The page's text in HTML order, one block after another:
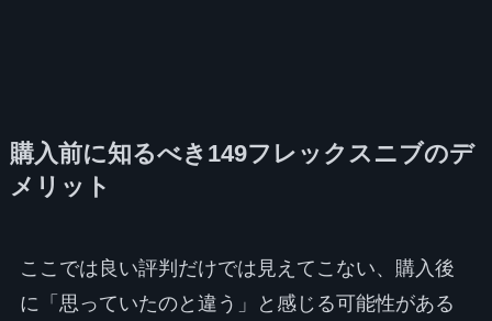
購入前に知るべき149フレックスニブのデ
メリット
ここでは良い評判だけでは見えてこない、購入後
に「思っていたのと違う」と感じる可能性がある